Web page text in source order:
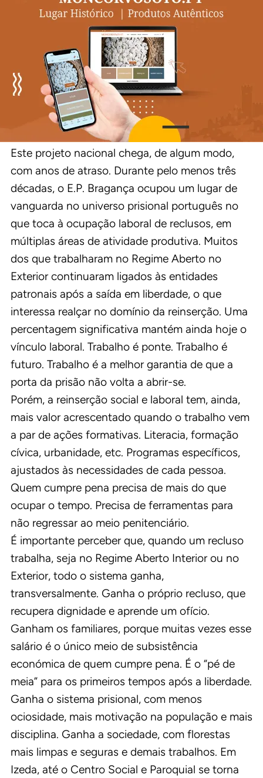
Este projeto nacional chega, de algum modo,
com anos de atraso. Durante pelo menos três
décadas, o E.P. Bragança ocupou um lugar de
vanguarda no universo prisional português no
que toca à ocupação laboral de reclusos, em
múltiplas áreas de atividade produtiva. Muitos
dos que trabalharam no Regime Aberto no
Exterior continuaram ligados às entidades
patronais após a saída em liberdade, o que
interessa realçar no domínio da reinserção. Uma
percentagem significativa mantém ainda hoje o
vínculo laboral. Trabalho é ponte. Trabalho é
futuro. Trabalho é a melhor garantia de que a
porta da prisão não volta a abrir-se.
Porém, a reinserção social e laboral tem, ainda,
mais valor acrescentado quando o trabalho vem
a par de ações formativas. Literacia, formação
cívica, urbanidade, etc. Programas específicos,
ajustados às necessidades de cada pessoa.
Quem cumpre pena precisa de mais do que
ocupar o tempo. Precisa de ferramentas para
não regressar ao meio penitenciário.
É importante perceber que, quando um recluso
trabalha, seja no Regime Aberto Interior ou no
Exterior, todo o sistema ganha,
transversalmente. Ganha o próprio recluso, que
recupera dignidade e aprende um ofício.
Ganham os familiares, porque muitas vezes esse
salário é o único meio de subsistência
económica de quem cumpre pena. É o “pé de
meia” para os primeiros tempos após a liberdade.
Ganha o sistema prisional, com menos
ociosidade, mais motivação na população e mais
disciplina. Ganha a sociedade, com florestas
mais limpas e seguras e demais trabalhos. Em
Izeda, até o Centro Social e Paroquial se torna